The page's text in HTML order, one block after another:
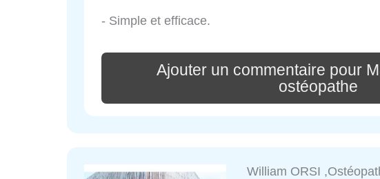
- Simple et efficace.
Ajouter un commentaire pour
ostéopathe
William ORSI